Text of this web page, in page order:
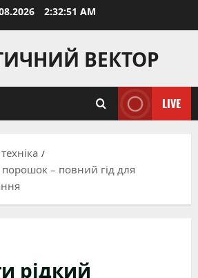
2:32:52 AM
ВЕКТОР
LIVE
– повний гід для
рідкий